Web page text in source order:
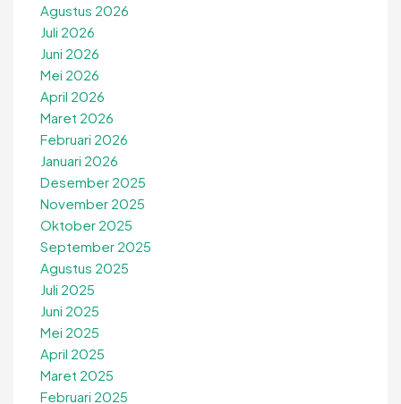
Agustus 2026
Juli 2026
Juni 2026
Mei 2026
April 2026
Maret 2026
Februari 2026
Januari 2026
Desember 2025
November 2025
Oktober 2025
September 2025
Agustus 2025
Juli 2025
Juni 2025
Mei 2025
April 2025
Maret 2025
Februari 2025